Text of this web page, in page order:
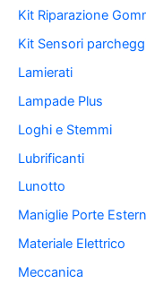
Kit Riparazione
Kit Sensori
Lamierati
Lampade Plus
Loghi e Stemmi
Lubrificanti
Lunotto
Maniglie Porte
Materiale Elettrico
Meccanica